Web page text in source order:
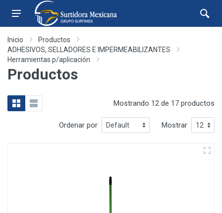
Inicio
Productos
ADHESIVOS, SELLADORES E IMPERMEABILIZANTES
Herramientas p/aplicación
Productos
Mostrando 12 de 17 productos
Ordenar por Mostrar